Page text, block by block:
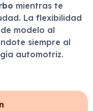
mientras te
La flexibilidad
modelo al
siempre al
automotriz.